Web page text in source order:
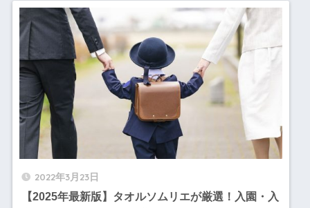
2022年3月23日
【2025年最新版】タオルソムリエが厳選！入園・入